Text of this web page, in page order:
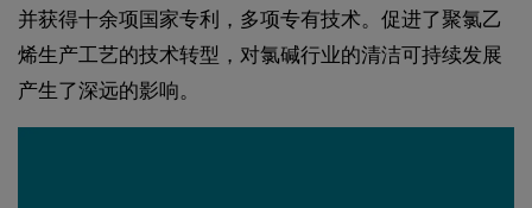
并获得十余项国家专利，多项专有技术。促进了聚氯乙
烯生产工艺的技术转型，对氯碱行业的清洁可持续发展
产生了深远的影响。